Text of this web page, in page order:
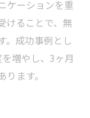
ケーションを重
けることで、無
。成功事例とし
増やし、3ヶ月
ます。